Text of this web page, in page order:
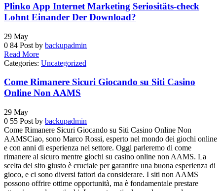
Plinko App Internet Marketing Seriositäts-check
Lohnt Einander Der Download?
29 May
0 84 Post by backupadmin
Read More
Categories: Uncategorized
Come Rimanere Sicuri Giocando su Siti Casino
Online Non AAMS
29 May
0 55 Post by backupadmin
Come Rimanere Sicuri Giocando su Siti Casino Online Non
AAMSCiao, sono Marco Rossi, esperto nel mondo dei giochi online
e con anni di esperienza nel settore. Oggi parleremo di come
rimanere al sicuro mentre giochi su casino online non AAMS. La
scelta del sito giusto è cruciale per garantire una buona esperienza di
gioco, e ci sono diversi fattori da considerare. I siti non AAMS
possono offrire ottime opportunità, ma è fondamentale prestare